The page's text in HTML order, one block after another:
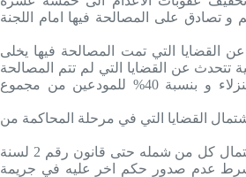
و تصادق على المصالحة فيها امام اللجنة
عن القضايا التي تمت المصالحة فيها يخلى
تتحدث عن القضايا التي لم تتم المصالحة
فيها تخفف بنسبة 30% النزلاء و بنسبة 40% للمودعين من مجموع
القضايا التي في مرحلة المحاكمة من
المادة الخامسة تتحدث اشتمال كل من شمله حتى قانون رقم 2 لسنة
شرط عدم صدور حكم اخر عليه في جريمة